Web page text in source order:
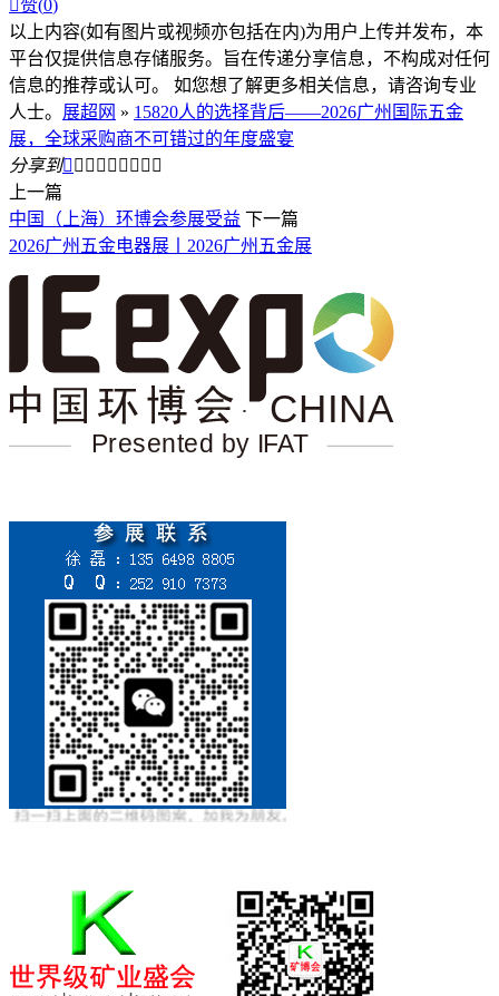
赞(0)
以上内容(如有图片或视频亦包括在内)为用户上传并发布，本
平台仅提供信息存储服务。旨在传递分享信息，不构成对任何
信息的推荐或认可。 如您想了解更多相关信息，请咨询专业
人士。 展超网 » 15820人的选择背后——2026广州国际五金
展，全球采购商不可错过的年度盛宴
分享到        
上一篇
中国（上海）环博会参展受益 下一篇
2026广州五金电器展丨2026广州五金展